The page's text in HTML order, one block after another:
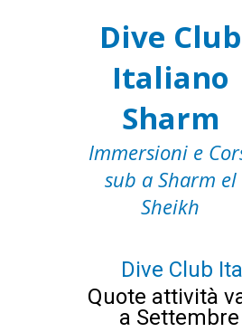
Dive Club
Italiano
Sharm
Immersioni e
sub a Sharm el
Sheikh
Dive Club
Quote attività
a